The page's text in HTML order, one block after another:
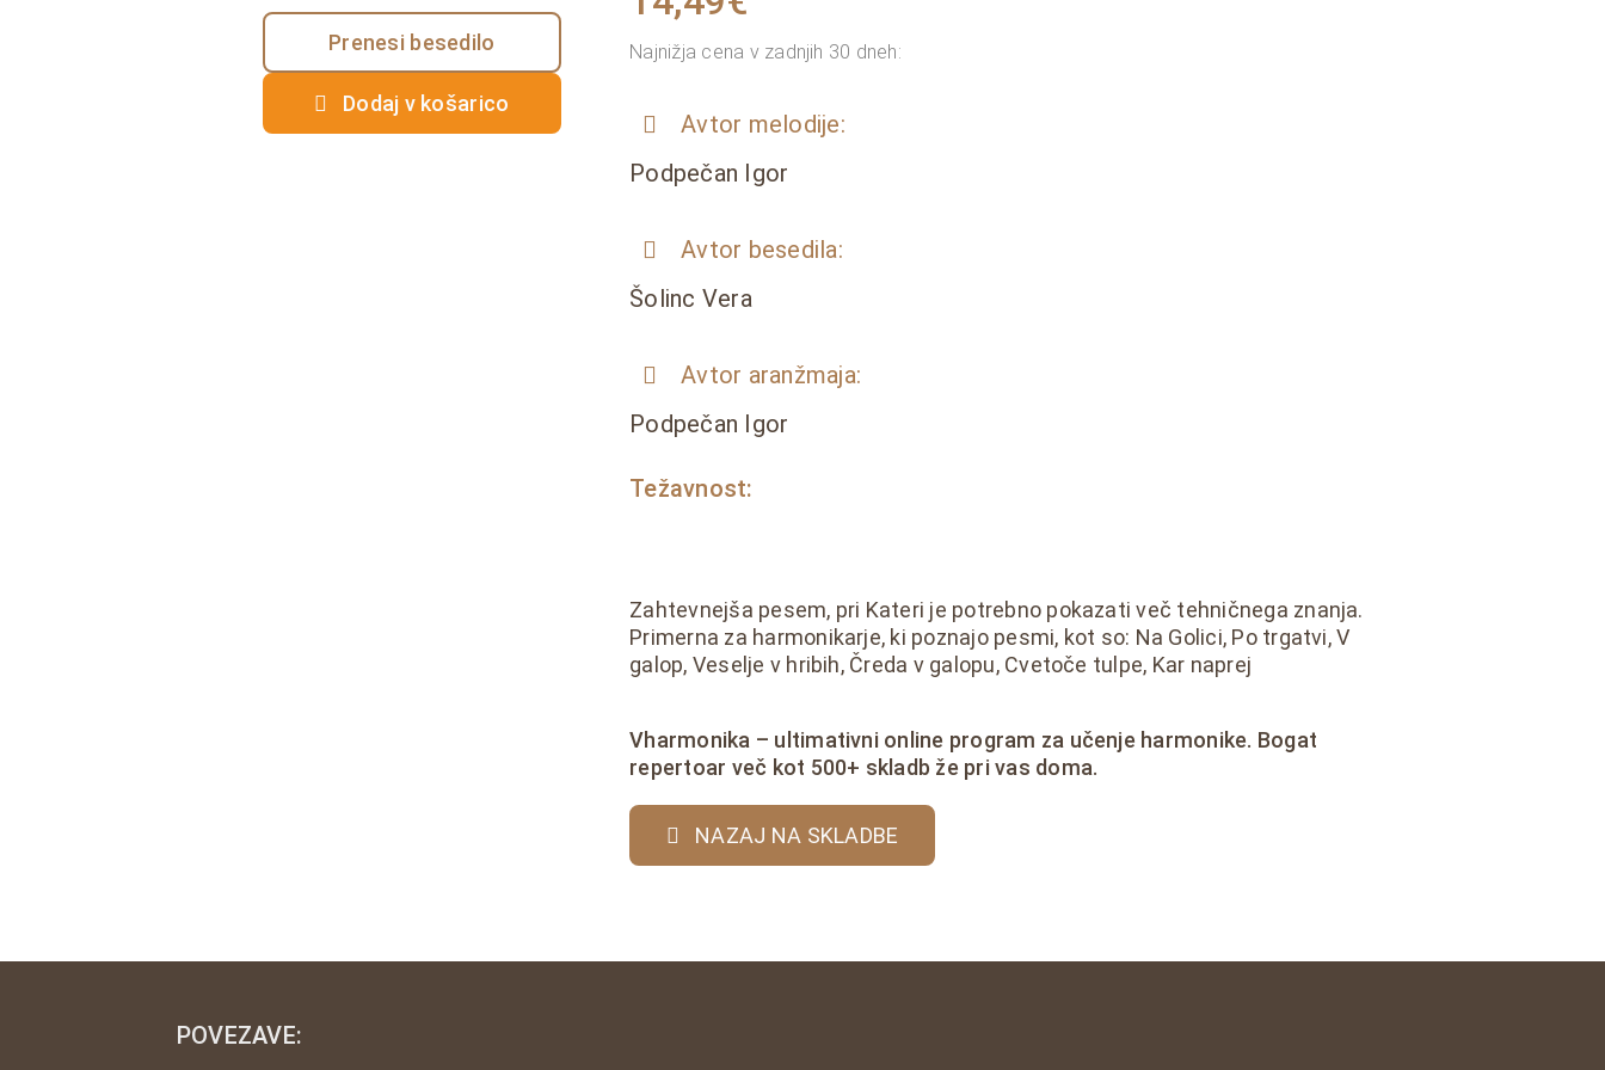
Prenesi besedilo
Dodaj v košarico
Najnižja cena v zadnjih 30 dneh:
Avtor melodije:
Podpečan Igor
Avtor besedila:
Šolinc Vera
Avtor aranžmaja:
Podpečan Igor
Težavnost:
Zahtevnejša pesem, pri Kateri je potrebno pokazati več tehničnega znanja.
Primerna za harmonikarje, ki poznajo pesmi, kot so: Na Golici, Po trgatvi, V
galop, Veselje v hribih, Čreda v galopu, Cvetoče tulpe, Kar naprej
Vharmonika – ultimativni online program za učenje harmonike. Bogat
repertoar več kot 500+ skladb že pri vas doma.
NAZAJ NA SKLADBE
POVEZAVE: